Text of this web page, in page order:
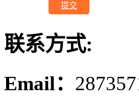
提交
联系方式:
Email：